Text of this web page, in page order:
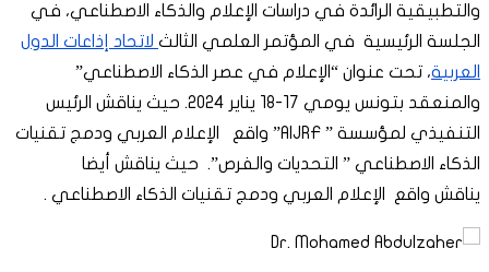
والتطبيقية الرائدة في دراسات الإعلام والذكاء الاصطناعي، في
الجلسة الرئيسية في المؤتمر العلمي الثالث لاتحاد إذاعات الدول
العربية، تحت عنوان “الإعلام في عصر الذكاء الاصطناعي”
والمنعقد بتونس يومي 17-18 يناير 2024. حيث يناقش الرئيس
التنفيذي لمؤسسة ” AIJRF” واقع الإعلام العربي ودمج تقنيات
الذكاء الاصطناعي ” التحديات والفرص”. حيث يناقش أيضا
يناقش واقع الإعلام العربي ودمج تقنيات الذكاء الاصطناعي .